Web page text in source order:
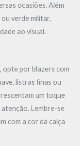
ocasiões. Além
verde militar,
ao visual.
opte por blazers com
listras finas ou
um toque
atenção. Lembre-se
com a cor da calça